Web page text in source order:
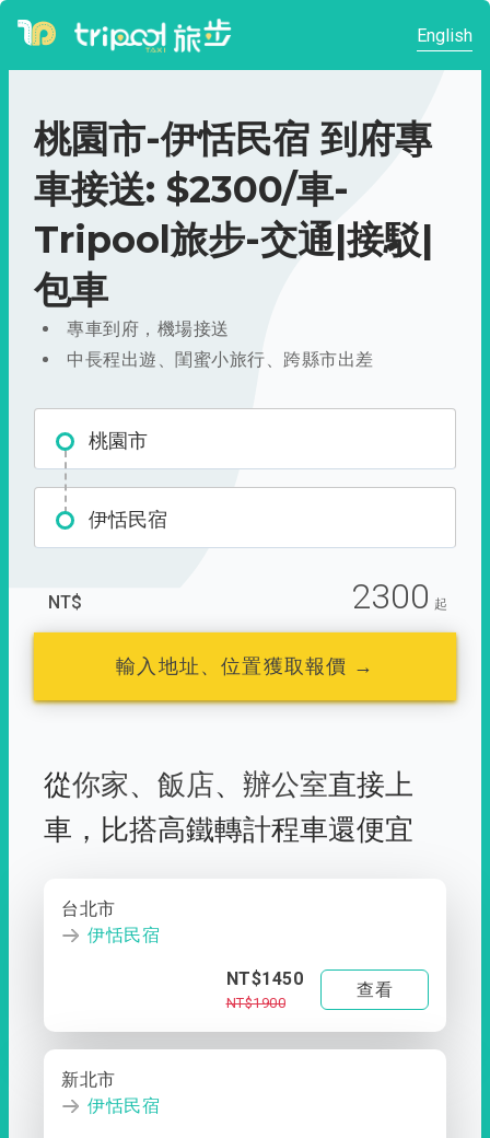
English
桃園市-伊恬民宿 到府專
車接送: $2300/車-
Tripool旅步-交通|接駁|
包車
專車到府，機場接送
中長程出遊、閨蜜小旅行、跨縣市出差
桃園市
伊恬民宿
NT$ 2300 起
輸入地址、位置獲取報價 →
從你家、 飯店、 辦公室直接上
車， 比搭高鐵轉計程車還便宜
台北市
伊恬民宿
NT$1450
NT$1900
查看
新北市
伊恬民宿